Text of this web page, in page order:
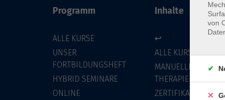
Programm
ALLE KURSE
UNSER
FORTBILDUNGSHEFT
HYBRID SEMINARE
ONLINE
Inhalte
↩
ALLE KURSE
MANUELLE
THERAPIE
ZERTIFIKATSKURSE
von